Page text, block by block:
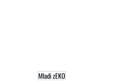
Mladi zEKO